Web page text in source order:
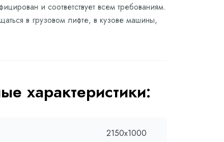
и соответствует всем требованиям.
в грузовом лифте, в кузове машины,
характеристики:
2150х1000